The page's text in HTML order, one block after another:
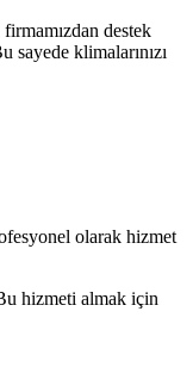
destek
klimalarınızı
olarak hizmet
hizmeti almak için